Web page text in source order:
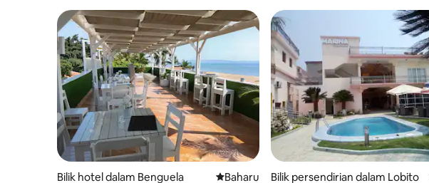
Bilik hotel dalam Benguela Tempat penginapan baharu
Baharu
Bilik persendirian dalam Lobito